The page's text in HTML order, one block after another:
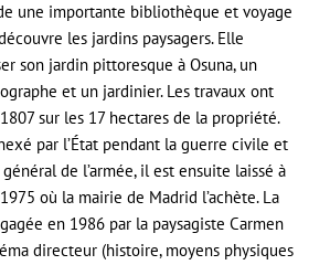
une importante bibliothèque et voyage
les jardins paysagers. Elle
son jardin pittoresque à Osuna, un
et un jardinier. Les travaux ont
sur les 17 hectares de la propriété.
par l’État pendant la guerre civile et
de l’armée, il est ensuite laissé à
1975 où la mairie de Madrid l’achète. La
en 1986 par la paysagiste Carmen
directeur (histoire, moyens physiques